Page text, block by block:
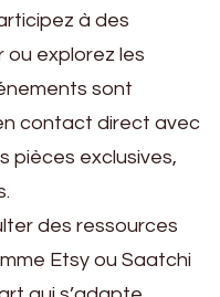
à des
ou explorez les
sont
contact direct avec
pièces exclusives,
des ressources
Etsy ou Saatchi